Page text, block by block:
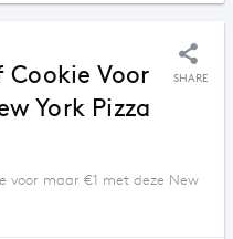
Cookie Voor
York Pizza
SHARE
voor maar €1 met deze New